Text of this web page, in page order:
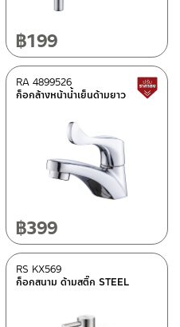
฿199
สินค้าปรับราคาลดลง
ก็อกล้างหน้าน้ำเย็นด้ามยาว
RA 4899526
฿399
สินค้าปรับราคาลดลง
ก็อกสนาม ด้ามสติ๊ก STEEL
RS KX569